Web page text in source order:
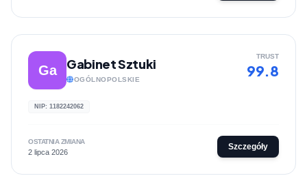
Ga Gabinet Sztuki
OGÓLNOPOLSKIE
TRUST
99.8
NIP: 1182242062
OSTATNIA ZMIANA
2 lipca 2026
Szczegóły